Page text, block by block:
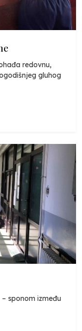
redovnu,
gluhog
sponom između